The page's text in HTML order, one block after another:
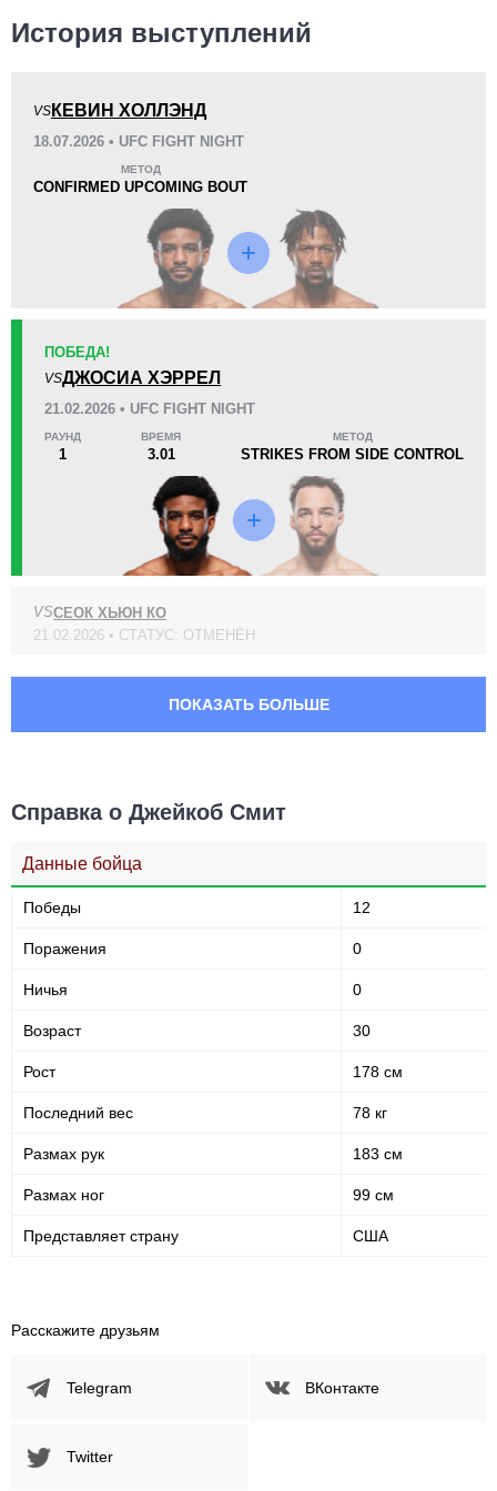
0
Финиши в первом раунде
FFC
5
История выступлений
VS КЕВИН ХОЛЛЭНД
18.07.2026 • UFC FIGHT NIGHT
МЕТОД
CONFIRMED UPCOMING BOUT
ПОБЕДА!
VSДЖОСИА ХЭРРЕЛ
21.02.2026 • UFC FIGHT NIGHT
РАУНД
1
ВРЕМЯ
3.01
МЕТОД
STRIKES FROM SIDE CONTROL
VSСЕОК ХЬЮН КО
21.02.2026 • СТАТУС: ОТМЕНЁН
ПОКАЗАТЬ БОЛЬШЕ
Справка о Джейкоб Смит
Данные бойца
Победы 12
Поражения 0
Ничья 0
Возраст 30
Рост 178 см
Последний вес 78 кг
Размах рук 183 см
Размах ног 99 см
Представляет страну США
Расскажите друзьям
Telegram ВКонтакте
Twitter